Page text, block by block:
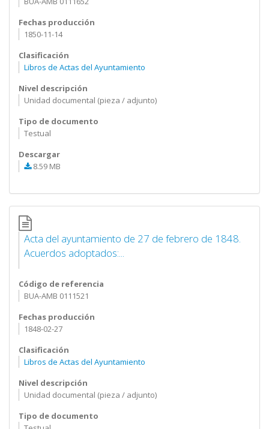
Fechas producción
1850-11-14
Clasificación
Libros de Actas del Ayuntamiento
Nivel descripción
Unidad documental (pieza / adjunto)
Tipo de documento
Testual
Descargar
8.59 MB
Acta del ayuntamiento de 27 de febrero de 1848.
Acuerdos adoptados:...
Código de referencia
BUA-AMB 0111521
Fechas producción
1848-02-27
Clasificación
Libros de Actas del Ayuntamiento
Nivel descripción
Unidad documental (pieza / adjunto)
Tipo de documento